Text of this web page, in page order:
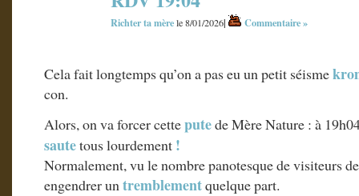
Richter ta mèrele 8/01/2026| Commentaire »
Cela fait longtemps qu’on a pas eu un petit séisme
con.
Alors, on va forcer cetteputede Mère Nature : à
sautetous lourdement !
Normalement, vu le nombre panotesque de visiteurs
engendrer un tremblementquelque part.